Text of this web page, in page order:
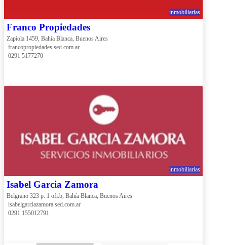
inmobiliarias
Franco Propiedades
Zapiola 1459, Bahía Blanca, Buenos Aires
francopropiedades.sed.com.ar
0291 5177270
inmobiliarias
Isabel Garcia Zamora
Belgrano 323 p. 1 ofi.b, Bahía Blanca, Buenos Aires
isabelgarciazamora.sed.com.ar
0291 155012791